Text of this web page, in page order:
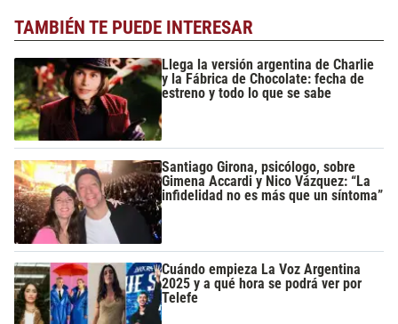
TAMBIÉN TE PUEDE INTERESAR
Llega la versión argentina de Charlie
y la Fábrica de Chocolate: fecha de
estreno y todo lo que se sabe
Santiago Girona, psicólogo, sobre
Gimena Accardi y Nico Vázquez: “La
infidelidad no es más que un síntoma”
Cuándo empieza La Voz Argentina
2025 y a qué hora se podrá ver por
Telefe